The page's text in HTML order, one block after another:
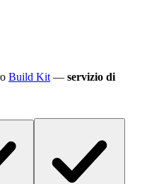
Build Kit — servizio di